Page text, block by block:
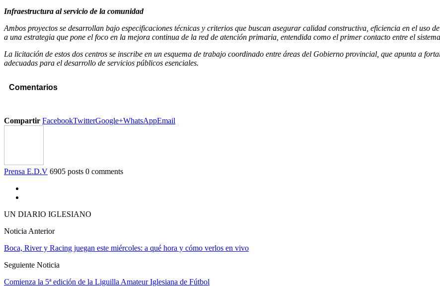
Infraestructura al servicio de la comunidad
Ambos proyectos se desarrollan bajo especificaciones técnicas y criterios que buscan asegurar calidad constructiva, eficiencia en el uso
a una estrategia que pone el foco en la mejora continua de la red de atención primaria, entendida como el primer contacto entre el
La licitación de estos dos centros se inscribe en un esquema de trabajo coordinado entre áreas del Gobierno provincial, que apunta a
adecuadas para el desarrollo de servicios públicos esenciales.
Comentarios
Compartir FacebookTwitterGoogle+WhatsAppEmail
Prensa E.D.V 6905 posts 0 comments
UN DIARIO IGLESIANO
Noticia Anterior
Boca, River y Racing juegan este miércoles: a qué hora y cómo verlos en vivo
Seguiente Noticia
Comienza la 5ª edición de la Liguilla Amateur Iglesiana de Fútbol